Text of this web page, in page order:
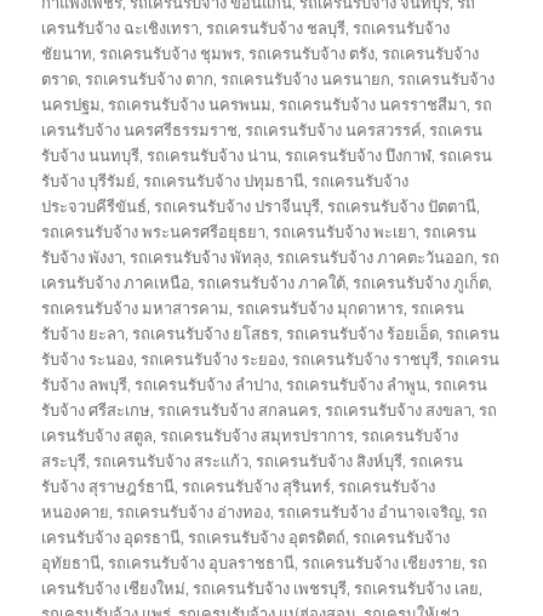
เครนรับจ้าง ฉะเชิงเทรา,รถเครนรับจ้าง ชลบุรี,รถเครนรับจ้าง
ชัยนาท,รถเครนรับจ้าง ชุมพร,รถเครนรับจ้าง ตรัง,รถเครนรับจ้าง
ตราด,รถเครนรับจ้าง ตาก,รถเครนรับจ้าง นครนายก,รถเครนรับจ้าง
นครปฐม,รถเครนรับจ้าง นครพนม,รถเครนรับจ้าง นครราชสีมา,รถ
เครนรับจ้าง นครศรีธรรมราช,รถเครนรับจ้าง นครสวรรค์,รถเครน
รับจ้าง นนทบุรี,รถเครนรับจ้าง น่าน,รถเครนรับจ้าง บึงกาฬ,รถเครน
รับจ้าง บุรีรัมย์,รถเครนรับจ้าง ปทุมธานี,รถเครนรับจ้าง
ประจวบคีรีขันธ์,รถเครนรับจ้าง ปราจีนบุรี,รถเครนรับจ้าง ปัตตานี,
รถเครนรับจ้าง พระนครศรีอยุธยา,รถเครนรับจ้าง พะเยา,รถเครน
รับจ้าง พังงา,รถเครนรับจ้าง พัทลุง,รถเครนรับจ้าง ภาคตะวันออก,รถ
เครนรับจ้าง ภาคเหนือ,รถเครนรับจ้าง ภาคใต้,รถเครนรับจ้าง ภูเก็ต,
รถเครนรับจ้าง มหาสารคาม,รถเครนรับจ้าง มุกดาหาร,รถเครน
รับจ้าง ยะลา,รถเครนรับจ้าง ยโสธร,รถเครนรับจ้าง ร้อยเอ็ด,รถเครน
รับจ้าง ระนอง,รถเครนรับจ้าง ระยอง,รถเครนรับจ้าง ราชบุรี,รถเครน
รับจ้าง ลพบุรี,รถเครนรับจ้าง ลำปาง,รถเครนรับจ้าง ลำพูน,รถเครน
รับจ้าง ศรีสะเกษ,รถเครนรับจ้าง สกลนคร,รถเครนรับจ้าง สงขลา,รถ
เครนรับจ้าง สตูล,รถเครนรับจ้าง สมุทรปราการ,รถเครนรับจ้าง
สระบุรี,รถเครนรับจ้าง สระแก้ว,รถเครนรับจ้าง สิงห์บุรี,รถเครน
รับจ้าง สุราษฎร์ธานี,รถเครนรับจ้าง สุรินทร์,รถเครนรับจ้าง
หนองคาย,รถเครนรับจ้าง อ่างทอง,รถเครนรับจ้าง อำนาจเจริญ,รถ
เครนรับจ้าง อุดรธานี,รถเครนรับจ้าง อุตรดิตถ์,รถเครนรับจ้าง
อุทัยธานี,รถเครนรับจ้าง อุบลราชธานี,รถเครนรับจ้าง เชียงราย,รถ
เครนรับจ้าง เชียงใหม่,รถเครนรับจ้าง เพชรบุรี,รถเครนรับจ้าง เลย,